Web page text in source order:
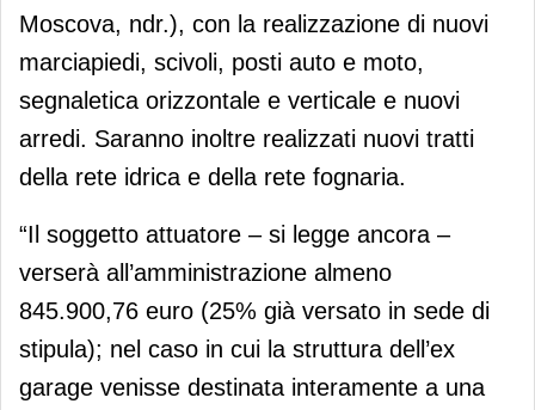
Moscova, ndr.), con la realizzazione di nuovi
marciapiedi, scivoli, posti auto e moto,
segnaletica orizzontale e verticale e nuovi
arredi. Saranno inoltre realizzati nuovi tratti
della rete idrica e della rete fognaria.
“Il soggetto attuatore – si legge ancora –
verserà all’amministrazione almeno
845.900,76 euro (25% già versato in sede di
stipula); nel caso in cui la struttura dell’ex
garage venisse destinata interamente a una